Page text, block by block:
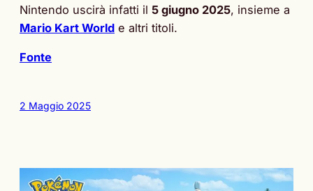
Nintendo uscirà infatti il 5 giugno 2025, insieme a
Mario Kart World e altri titoli.
Fonte
2 Maggio 2025